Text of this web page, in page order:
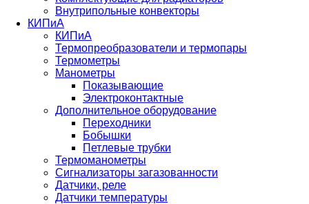
Внутрипольные конвекторы
КИПиА
КИПиА
Термопреобразователи и термопары
Термометры
Манометры
Показывающие
Электроконтактные
Дополнительное оборудование
Переходники
Бобышки
Петлевые трубки
Термоманометры
Сигнализаторы загазованности
Датчики, реле
Датчики температуры